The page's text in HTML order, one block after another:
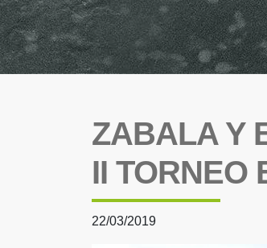
ZABALA Y
II TORNEO
22/03/2019